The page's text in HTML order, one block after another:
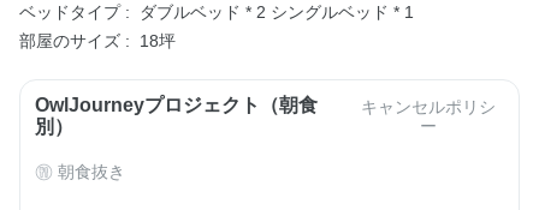
ベッドタイプ :
ダブルベッド * 2 シングルベッド * 1
部屋のサイズ :
18坪
OwlJourneyプロジェクト（朝食
別）
キャンセルポリシ
ー
朝食抜き